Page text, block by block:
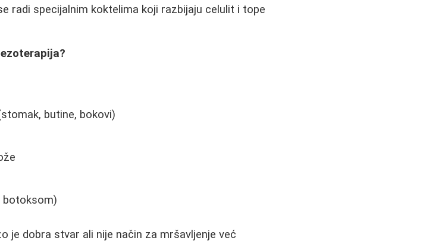
radi specijalnim koktelima koji razbijaju celulit i tope
butine, bokovi)
botoksom)
je dobra stvar ali nije način za mršavljenje već